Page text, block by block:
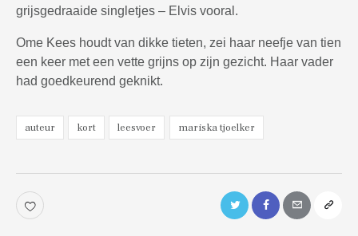
grijsgedraaide singletjes – Elvis vooral.
Ome Kees houdt van dikke tieten, zei haar neefje van tien
een keer met een vette grijns op zijn gezicht. Haar vader
had goedkeurend geknikt.
auteur kort leesvoer mariska tjoelker